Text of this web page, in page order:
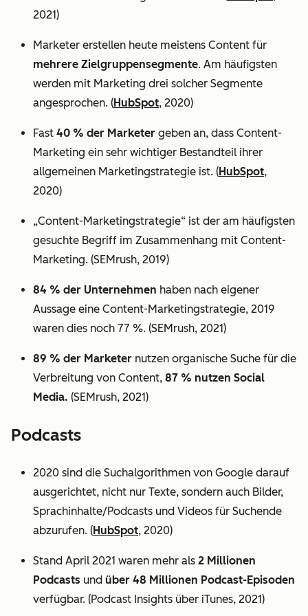
2021)
Marketer erstellen heute meistens Content für
mehrere Zielgruppensegmente. Am häufigsten
werden mit Marketing drei solcher Segmente
angesprochen. (HubSpot, 2020)
Fast 40 % der Marketer geben an, dass Content-
Marketing ein sehr wichtiger Bestandteil ihrer
allgemeinen Marketingstrategie ist. (HubSpot,
2020)
„Content-Marketingstrategie“ ist der am häufigsten
gesuchte Begriff im Zusammenhang mit Content-
Marketing. (SEMrush, 2019)
84 % der Unternehmen haben nach eigener
Aussage eine Content-Marketingstrategie, 2019
waren dies noch 77 %. (SEMrush, 2021)
89 % der Marketer nutzen organische Suche für die
Verbreitung von Content, 87 % nutzen Social
Media. (SEMrush, 2021)
Podcasts
2020 sind die Suchalgorithmen von Google darauf
ausgerichtet, nicht nur Texte, sondern auch Bilder,
Sprachinhalte/Podcasts und Videos für Suchende
abzurufen. (HubSpot, 2020)
Stand April 2021 waren mehr als 2 Millionen
Podcasts und über 48 Millionen Podcast-Episoden
verfügbar. (Podcast Insights über iTunes, 2021)